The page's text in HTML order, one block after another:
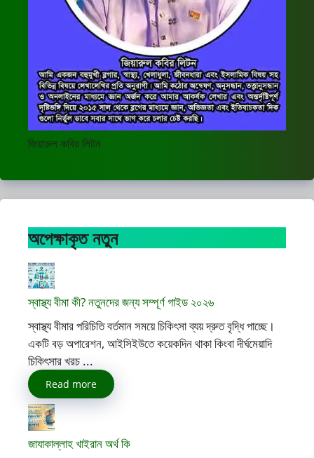
জিয়ারুল কবির লিটন
অপেক্ষাকৃত নতুন
স্বাস্থ্য বীমা কী? নতুনদের জন্য সম্পূর্ণ গাইড ২০২৬
স্বাস্থ্য বীমার পরিচিতি বর্তমান সময়ে চিকিৎসা ব্যয় দ্রুত বৃদ্ধি পাচ্ছে।
একটি বড় অপারেশন, আইসিইউতে কয়েকদিন থাকা কিংবা দীর্ঘমেয়াদি
চিকিৎসার খরচ ...
Read more
জাযাকাল্লাহ খাইরান অর্থ কি